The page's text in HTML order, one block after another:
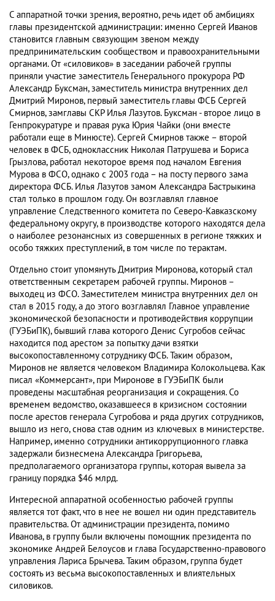
С аппаратной точки зрения, вероятно, речь идет об амбициях
главы президентской администрации: именно Сергей Иванов
становится главным связующим звеном между
предпринимательским сообществом и правоохранительными
органами. От «силовиков» в заседании рабочей группы
приняли участие заместитель Генерального прокурора РФ
Александр Буксман, заместитель министра внутренних дел
Дмитрий Миронов, первый заместитель главы ФСБ Сергей
Смирнов, замглавы СКР Илья Лазутов. Буксман - второе лицо в
Генпрокуратуре и правая рука Юрия Чайки (они вместе
работали еще в Минюсте). Сергей Смирнов также – второй
человек в ФСБ, одноклассник Николая Патрушева и Бориса
Грызлова, работал некоторое время под началом Евгения
Мурова в ФСО, однако с 2003 года – на посту первого зама
директора ФСБ. Илья Лазутов замом Александра Бастрыкина
стал только в прошлом году. Он возглавлял главное
управление Следственного комитета по Северо-Кавказскому
федеральному округу, в производстве которого находятся дела
о наиболее резонансных из совершенных в регионе тяжких и
особо тяжких преступлений, в том числе по терактам.
Отдельно стоит упомянуть Дмитрия Миронова, который стал
ответственным секретарем рабочей группы. Миронов –
выходец из ФСО. Заместителем министра внутренних дел он
стал в 2015 году, а до этого возглавлял Главное управление
экономической безопасности и противодействия коррупции
(ГУЭБиПК), бывший глава которого Денис Сугробов сейчас
находится под арестом за попытку дачи взятки
высокопоставленному сотруднику ФСБ. Таким образом,
Миронов не является человеком Владимира Колокольцева. Как
писал «Коммерсант», при Миронове в ГУЭБиПК были
проведены масштабная реорганизация и сокращения. Со
временем ведомство, оказавшееся в кризисном состоянии
после арестов генерала Сугробова и ряда других сотрудников,
вышло из него, снова став одним из ключевых в министерстве.
Например, именно сотрудники антикоррупционного главка
задержали бизнесмена Александра Григорьева,
предполагаемого организатора группы, которая вывела за
границу порядка $46 млрд.
Интересной аппаратной особенностью рабочей группы
является тот факт, что в нее не вошел ни один представитель
правительства. От администрации президента, помимо
Иванова, в группу были включены помощник президента по
экономике Андрей Белоусов и глава Государственно-правового
управления Лариса Брычева. Таким образом, группа будет
состоять из весьма высокопоставленных и влиятельных
силовиков.